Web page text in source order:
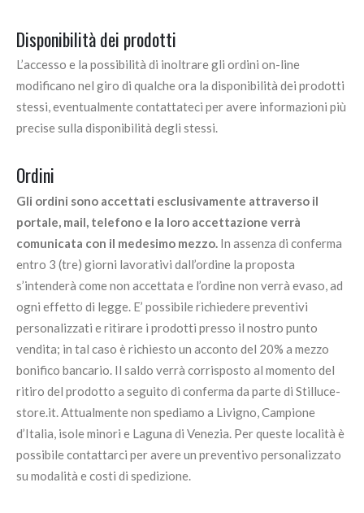
Disponibilità dei prodotti
L’accesso e la possibilità di inoltrare gli ordini on-line
modificano nel giro di qualche ora la disponibilità dei prodotti
stessi, eventualmente contattateci per avere informazioni più
precise sulla disponibilità degli stessi.
Ordini
Gli ordini sono accettati esclusivamente attraverso il
portale, mail, telefono e la loro accettazione verrà
comunicata con il medesimo mezzo. In assenza di conferma
entro 3 (tre) giorni lavorativi dall’ordine la proposta
s’intenderà come non accettata e l’ordine non verrà evaso, ad
ogni effetto di legge. E’ possibile richiedere preventivi
personalizzati e ritirare i prodotti presso il nostro punto
vendita; in tal caso è richiesto un acconto del 20% a mezzo
bonifico bancario. Il saldo verrà corrisposto al momento del
ritiro del prodotto a seguito di conferma da parte di Stilluce-
store.it. Attualmente non spediamo a Livigno, Campione
d’Italia, isole minori e Laguna di Venezia. Per queste località è
possibile contattarci per avere un preventivo personalizzato
su modalità e costi di spedizione.